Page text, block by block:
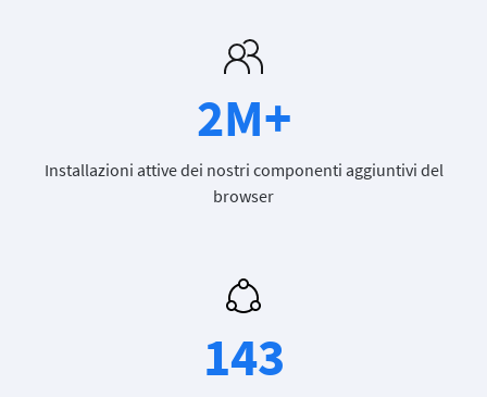
2M+
Installazioni attive dei nostri componenti aggiuntivi del
browser
143